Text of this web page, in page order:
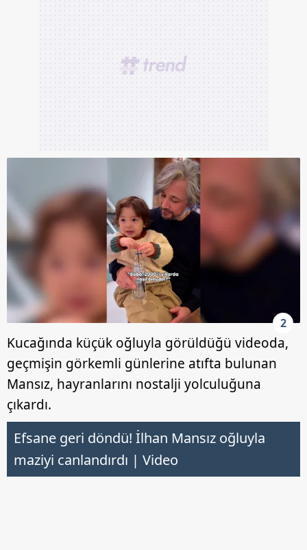
2
Kucağında küçük oğluyla görüldüğü videoda,
geçmişin görkemli günlerine atıfta bulunan
Mansız, hayranlarını nostalji yolculuğuna
çıkardı.
Efsane geri döndü! İlhan Mansız oğluyla
maziyi canlandırdı | Video